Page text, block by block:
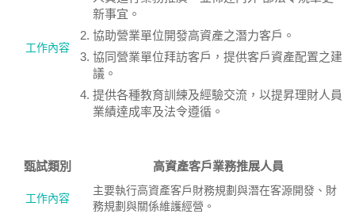
工作內容
新事宜。
協助營業單位開發高資產之潛力客戶。
協同營業單位拜訪客戶，提供客戶資產配置之建
議。
提供各種教育訓練及經驗交流，以提昇理財人員
業績達成率及法令遵循。
甄試類別 高資產客戶業務推展人員
工作內容
主要執行高資產客戶財務規劃與潛在客源開發、財
務規劃與關係維護經營。